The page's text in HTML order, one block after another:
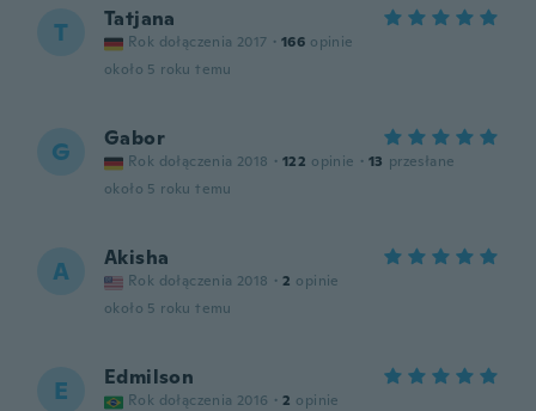
T Tatjana
Rok dołączenia 2017 · 166 opinie
około 5 roku temu
G Gabor
Rok dołączenia 2018 · 122 opinie · 13 przesłane
około 5 roku temu
A Akisha
Rok dołączenia 2018 · 2 opinie
około 5 roku temu
E Edmilson
Rok dołączenia 2016 · 2 opinie